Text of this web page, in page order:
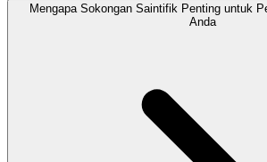
Mengapa Sokongan Saintifik Penting untuk
Anda